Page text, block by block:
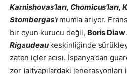
Karnishovas’ları, Chomicus’ları,
Stombergas’ı mumla arıyor.
bir oyun kurucu değil, Boris Diaw
Rigaudeau keskinliğinde
zaten içler acısı. İspanya’dan
zor (altyapılardaki